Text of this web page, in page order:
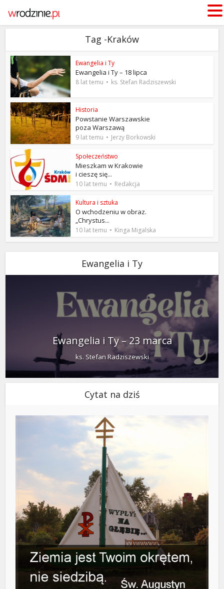
Tag -Kraków
Ewangelia i Ty
Ewangelia i Ty – 18 lipca
8 lat temu ks. Stefan Radziszewski
Historia
Powstanie Warszawskie
poza Warszawą
9 lat temu Jerzy Borkowski
Społeczeństwo
Mieszkam w Krakowie
i cieszę się...
10 lat temu Redakcja
Kultura i sztuka
O wchodzeniu w obraz.
„Chrystus...
10 lat temu Kinga Migalska
Ewangelia i Ty
Ewangelia i Ty – 23 marca
ks. Stefan Radziszewski
Cytat na dziś